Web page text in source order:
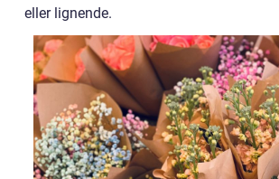
eller lignende.